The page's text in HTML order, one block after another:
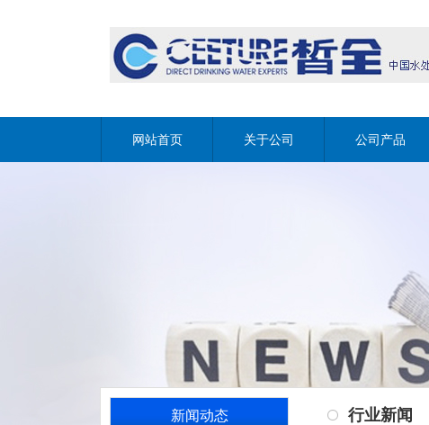
网站首页 关于公司 公司产品
新闻动态 行业新闻